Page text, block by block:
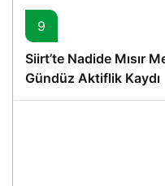
9
Siirt’te Nadide Mısır
Gündüz Aktiflik Kaydı